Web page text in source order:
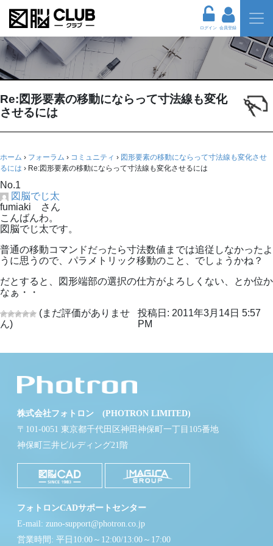
ログイン 会員登録
Re:図形要素の移動にならって寸法線も変化
させるには
ホーム › フォーラム › コミュニティ › 図形要素の移動にならって寸法線も変化させ
るには › Re:図形要素の移動にならって寸法線も変化させるには
No.1
図脳でじ太
fumiaki さん
こんばんわ。
図脳でじ太です。
普通の移動コマンドだったら寸法数値までは追従しなかったよ
うに思うので、パラメトリック移動のこと、でしょうかね？
だとすると、図形端部の選択の仕方がよろしくない、とか位か
なぁ・・
(まだ評価がありませ
ん)
投稿日: 2011年3月14日 5:57
PM
株式会社フォトロン (PHOTRON LIMITED)
〒101-0051 東京都千代田区神田神保町一丁目105番地
神保町三井ビルディング21階
フォトロンCADサポートセンター
E-mail: zuno-support@photron.co.jp
営業時間: 平日10:00～12:00/13:00～17:00